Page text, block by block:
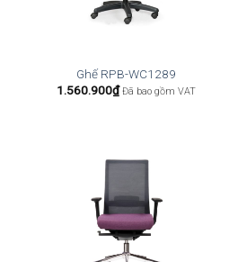
Ghế RPB-WC1289
1.560.900₫ Đã bao gồm VAT